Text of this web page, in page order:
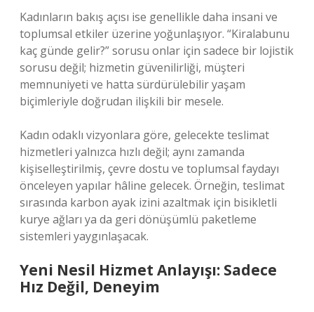
Kadınların bakış açısı ise genellikle daha insani ve
toplumsal etkiler üzerine yoğunlaşıyor. “Kiralabunu
kaç günde gelir?” sorusu onlar için sadece bir lojistik
sorusu değil; hizmetin güvenilirliği, müşteri
memnuniyeti ve hatta sürdürülebilir yaşam
biçimleriyle doğrudan ilişkili bir mesele.
Kadın odaklı vizyonlara göre, gelecekte teslimat
hizmetleri yalnızca hızlı değil; aynı zamanda
kişiselleştirilmiş, çevre dostu ve toplumsal faydayı
önceleyen yapılar hâline gelecek. Örneğin, teslimat
sırasında karbon ayak izini azaltmak için bisikletli
kurye ağları ya da geri dönüşümlü paketleme
sistemleri yaygınlaşacak.
Yeni Nesil Hizmet Anlayışı: Sadece
Hız Değil, Deneyim